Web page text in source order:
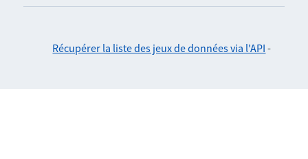
Récupérer la liste des jeux de données via l'API -